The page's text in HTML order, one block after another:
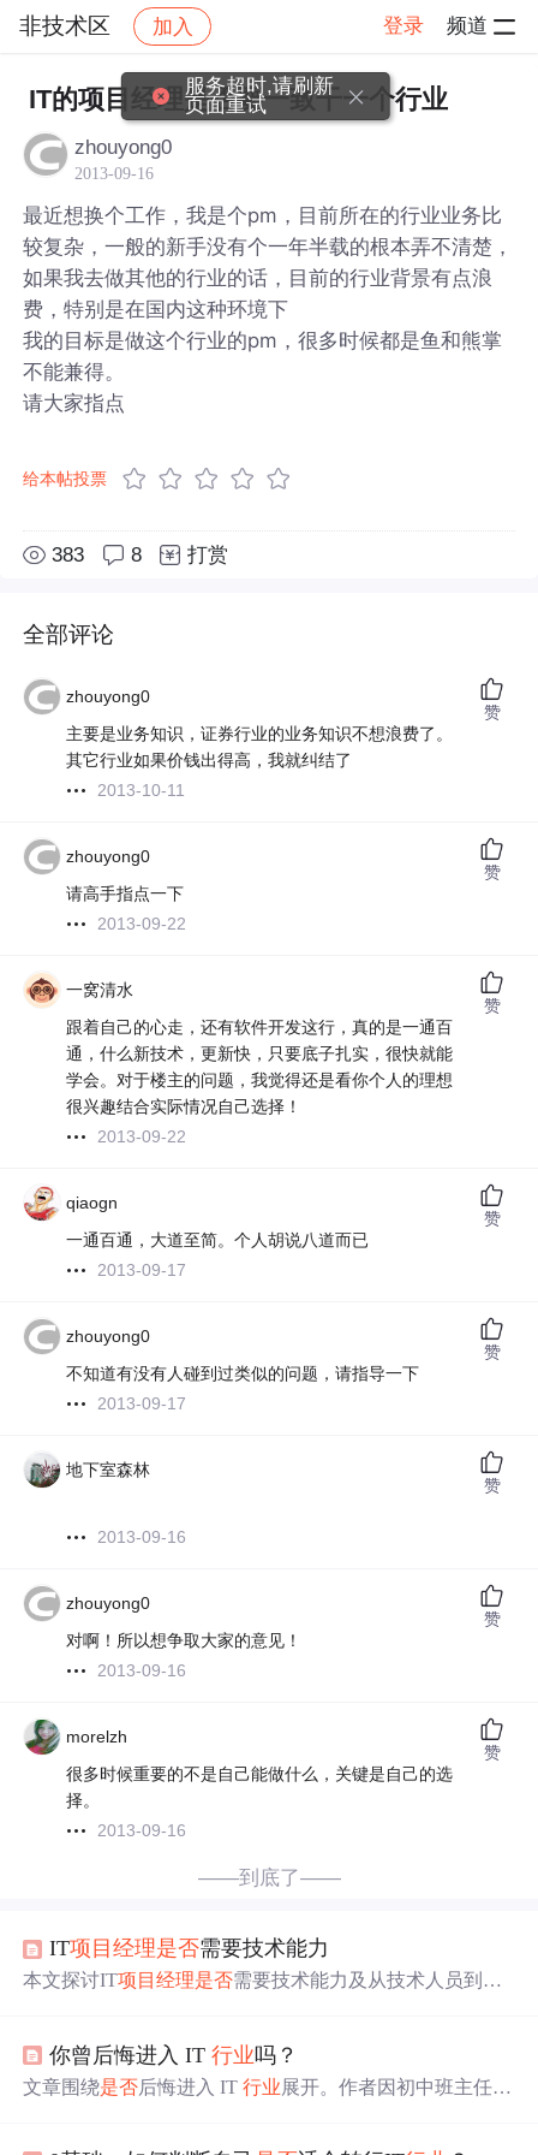
非技术区 加入 登录 频道
社区 非技术区 帖子详情
IT的项目经理是否要一致干一个行业
zhouyong0
2013-09-16
最近想换个工作，我是个pm，目前所在的行业业务比
较复杂，一般的新手没有个一年半载的根本弄不清楚，
如果我去做其他的行业的话，目前的行业背景有点浪
费，特别是在国内这种环境下
我的目标是做这个行业的pm，很多时候都是鱼和熊掌
不能兼得。
请大家指点
给本帖投票
383 8 打赏
全部评论
zhouyong0
主要是业务知识，证券行业的业务知识不想浪费了。
其它行业如果价钱出得高，我就纠结了
2013-10-11
赞
zhouyong0
请高手指点一下
2013-09-22
赞
一窝清水
跟着自己的心走，还有软件开发这行，真的是一通百
通，什么新技术，更新快，只要底子扎实，很快就能
学会。对于楼主的问题，我觉得还是看你个人的理想
很兴趣结合实际情况自己选择！
2013-09-22
赞
qiaogn
一通百通，大道至简。个人胡说八道而已
2013-09-17
赞
zhouyong0
不知道有没有人碰到过类似的问题，请指导一下
2013-09-17
赞
地下室森林
2013-09-16
赞
zhouyong0
对啊！所以想争取大家的意见！
2013-09-16
赞
morelzh
很多时候重要的不是自己能做什么，关键是自己的选
择。
2013-09-16
赞
——到底了——
IT项目经理是否需要技术能力
本文探讨IT项目经理是否需要技术能力及从技术人员到管
责，善用邮件。管理者与技术人员思维和工作方法有本质
不同，关键是超越技术管理项目。
你曾后悔进入 IT行业吗？
文章围绕是否后悔进入 IT行业展开。作者因初中班主任的
服务超时,请刷新
页面重试